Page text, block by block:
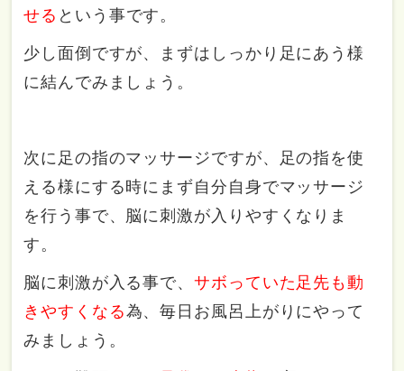
せる という事です。
少し面倒ですが、まずはしっかり足にあう様
に結んでみましょう。
次に足の指のマッサージですが、足の指を使
える様にする時にまず自分自身でマッサージ
を行う事で、脳に刺激が入りやすくなりま
す。
脳に刺激が入る事で、サボっていた足先も動
きやすくなる為、毎日お風呂上がりにやって
みましょう。